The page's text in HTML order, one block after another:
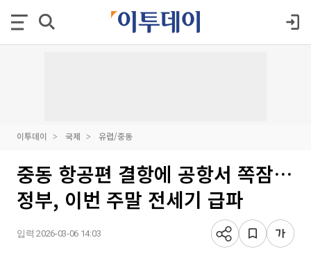
이투데이 국제 유럽/중동
중동 항공편 결항에 공항서 쪽잠…
정부, 이번 주말 전세기 급파
입력 2026-03-06 14:03